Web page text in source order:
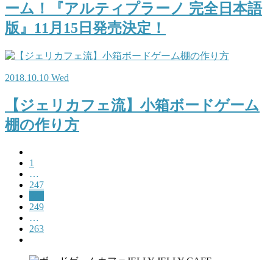
ーム！『アルティプラーノ 完全日本語
版』11月15日発売決定！
2018.10.10 Wed
【ジェリカフェ流】小箱ボードゲーム
棚の作り方
1
…
247
249
…
263